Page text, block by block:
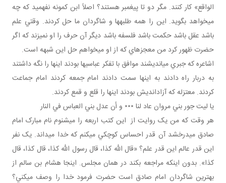
الواقع» کار کنند. مگر دو تا پيغمبر هستند؟ اصلاً ابن کمونه نفهميد که چه
مي خواهد بگويد. اين را همه طلبه ها و شاگردان ما حل کردند. وقتي علم
باشد عقل باشد حکمت باشد فلسفه باشد ديگر آن حرف را او نمي زند که اگر
حضرت ظهور کرد من معجزه اي که از او مي خواهم حل اين شبهه است.
اشاعره که جبري مي انديشند موافق با تفکر عباسي ها بودند اينها را نگه داشتند
به دربار راه دادند به اينها سمت دادند امام جمعه کردند امام جماعت
کردند. معتزله که آزادانديش بودند اينها را قلع و قمع کردند.
يا ليت جور بني مروان عاد لنا ٭٭٭ و أن عدل بني العباس في النار
هر وقت که من يک روايت از اين کتب اربعه را مي شنوم نام مبارک امام
صادق مي درخشد آن قدر احساس کوچکي مي کنم که خدا مي داند. يک نفر
اين قدر عالم اين قدر علم؟ «قال الله کذا، قال رسول الله کذا، قال کذا، قال
کذا». بدون اينکه مراجعه بکند در همان مجلس. اينجا هشام بن سالم از
بهترين شاگردان امام صادق است حضرت فرمود خدا را وصف مي کني؟